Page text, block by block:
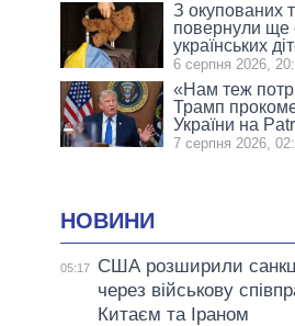
З окупованих
повернули ще
українських
6 серпня 2026,
«Нам теж
Трамп
України на
7 серпня 2026,
НОВИНИ
05:17
США розширили
через військову
Китаєм та Іраном